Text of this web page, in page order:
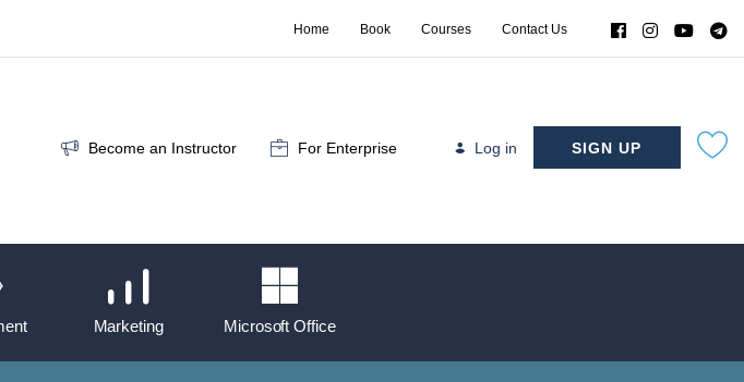
Home Book Courses Contact Us
Become an Instructor For Enterprise Log in SIGN UP
Marketing Microsoft Office